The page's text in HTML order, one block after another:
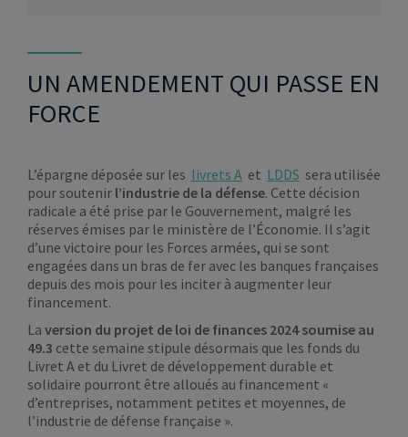
UN AMENDEMENT QUI PASSE EN
FORCE
L’épargne déposée sur les livrets A et LDDS sera utilisée
pour soutenir l’industrie de la défense. Cette décision
radicale a été prise par le Gouvernement, malgré les
réserves émises par le ministère de l’Économie. Il s’agit
d’une victoire pour les Forces armées, qui se sont
engagées dans un bras de fer avec les banques françaises
depuis des mois pour les inciter à augmenter leur
financement.
La version du projet de loi de finances 2024 soumise au
49.3 cette semaine stipule désormais que les fonds du
Livret A et du Livret de développement durable et
solidaire pourront être alloués au financement «
d’entreprises, notamment petites et moyennes, de
l’industrie de défense française ».